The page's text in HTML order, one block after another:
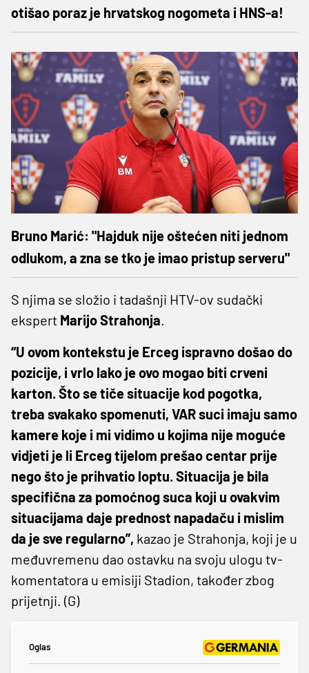
otišao poraz je hrvatskog nogometa i HNS-a!
Bruno Marić: "Hajduk nije oštećen niti jednom
odlukom, a zna se tko je imao pristup serveru"
S njima se složio i tadašnji HTV-ov sudački
ekspert Marijo Strahonja
“U ovom kontekstu je Erceg ispravno došao do
pozicije, i vrlo lako je ovo mogao biti crveni
karton. Što se tiče situacije kod pogotka,
treba svakako spomenuti, VAR suci imaju samo
kamere koje i mi vidimo u kojima nije moguće
vidjeti je li Erceg tijelom prešao centar prije
nego što je prihvatio loptu. Situacija je bila
specifična za pomoćnog suca koji u ovakvim
situacijama daje prednost napadaču i mislim
da je sve regularno”, kazao je Strahonja, koji je u
međuvremenu dao ostavku na svoju ulogu tv-
komentatora u emisiji Stadion, također zbog
prijetnji. (G)
Oglas